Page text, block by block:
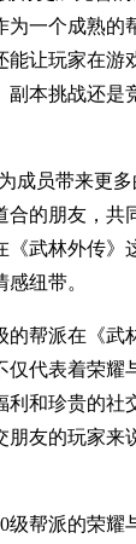
为一个成熟的
能让玩家在游
本挑战还是
成员带来更
合的朋友，共
《武林外传》
纽带。
的帮派在《武
仅代表着荣耀
利和珍贵的社
朋友的玩家来
级帮派的荣耀